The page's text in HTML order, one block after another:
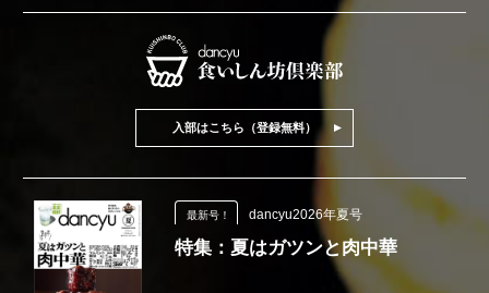
入部はこちら（登録無料）
最新号！ dancyu2026年夏号
特集：夏はガツンと肉中華